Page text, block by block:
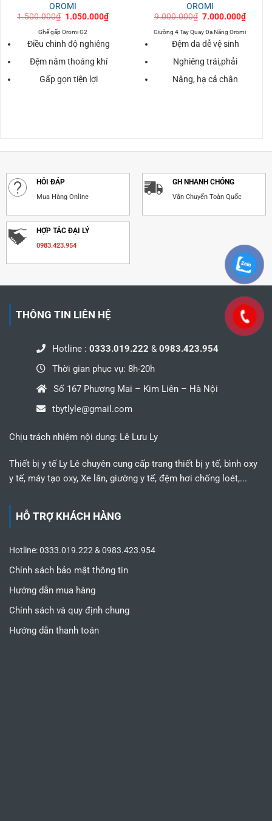
OROMI
1.500.000₫ Giá
là:
1.500.000₫.
1.050.000₫Giá
hiện
1.050.000₫.
Ghế gấp Oromi G2
Điều chinh độ nghiêng
Đệm nằm thoáng khí
Gấp gọn tiện lợi
OROMI
9.000.000₫ Giá
là:
9.000.000₫.
7.000.000₫Giá
hiện
tại
Giường 4 Tay Quay Đa Năng Oromi
Đệm da dễ vệ sinh
Nghiêng trái,phải
Nâng, hạ cả chân
HỎI ĐÁP
Mua Hàng Online
GH NHANH CHÓNG
Vận Chuyển Toàn Quốc
HỢP TÁC ĐẠI LÝ
0983.423.954
THÔNG TIN LIÊN HỆ
Hotline : 0333.019.222 & 0983.423.954
Thời gian phục vụ: 8h-20h
Số 167 Phương Mai – Kim Liên – Hà Nội
tbytlyle@gmail.com
Chịu trách nhiệm nội dung: Lê Lưu Ly
Thiết bị y tế Ly Lê chuyên cung cấp trang thiết bị y tế, bình oxy
y tế, máy tạo oxy, Xe lăn, giường y tế, đệm hơi chống loét,...
HỖ TRỢ KHÁCH HÀNG
Hotline: 0333.019.222 & 0983.423.954
Chính sách bảo mật thông tin
Hướng dẫn mua hàng
Chính sách và quy định chung
Hướng dẫn thanh toán